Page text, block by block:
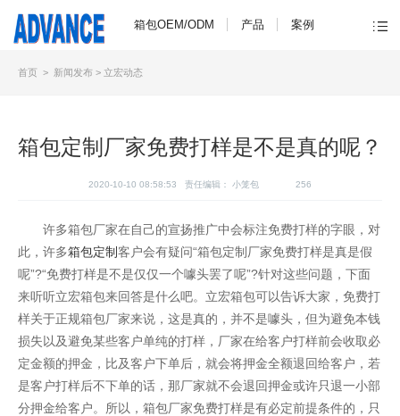
箱包OEM/ODM 产品 案例
首页 > 新闻发布 > 立宏动态
箱包定制厂家免费打样是不是真的呢？
2020-10-10 08:58:53 责任编辑： 小笼包 256
许多箱包厂家在自己的宣扬推广中会标注免费打样的字眼，对
此，许多箱包定制客户会有疑问“箱包定制厂家免费打样是真是假
呢”?“免费打样是不是仅仅一个噱头罢了呢”?针对这些问题，下面
来听听立宏箱包来回答是什么吧。立宏箱包可以告诉大家，免费打
样关于正规箱包厂家来说，这是真的，并不是噱头，但为避免本钱
损失以及避免某些客户单纯的打样，厂家在给客户打样前会收取必
定金额的押金，比及客户下单后，就会将押金全额退回给客户，若
是客户打样后不下单的话，那厂家就不会退回押金或许只退一小部
分押金给客户。所以，箱包厂家免费打样是有必定前提条件的，只